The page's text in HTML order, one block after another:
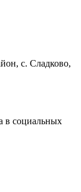
с. Сладково,
в социальных